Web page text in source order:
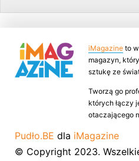
iMagazine to
magazyn,
sztukę ze
Tworzą go
których łączy
otaczającego
Pudło.BE dla iMagazine
© Copyright 2023.